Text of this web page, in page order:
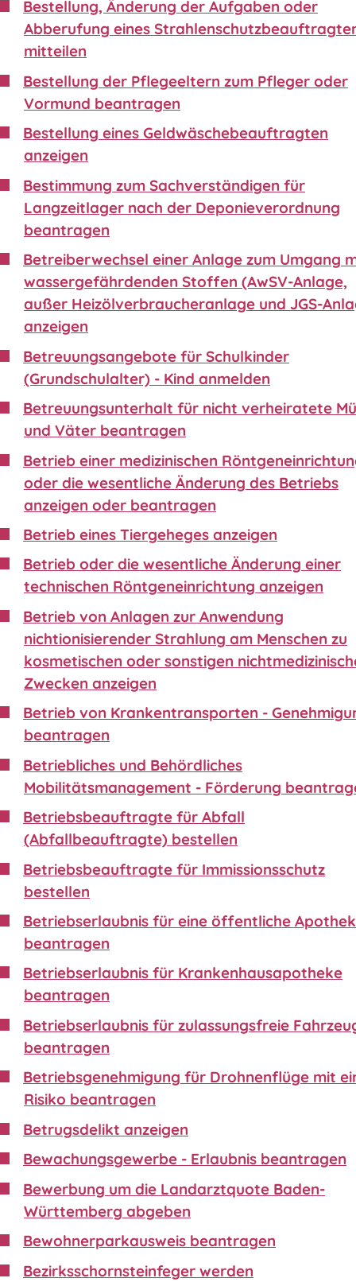
Bestellung, Änderung der Aufgaben oder
Abberufung eines
mitteilen
Bestellung der Pflegeeltern zum Pfleger oder
Vormund beantragen
Bestellung eines Geldwäschebeauftragten
anzeigen
Bestimmung zum Sachverständigen für
Langzeitlager nach der Deponieverordnung
beantragen
Betreiberwechsel einer Anlage zum Umgang
wassergefährdenden Stoffen (AwSV-Anlage,
außer Heizölverbraucheranlage und JGS-
anzeigen
Betreuungsangebote für Schulkinder
(Grundschulalter) - Kind anmelden
Betreuungsunterhalt für nicht verheiratete
und Väter beantragen
Betrieb einer medizinischen
oder die wesentliche Änderung des Betriebs
anzeigen oder beantragen
Betrieb eines Tiergeheges anzeigen
Betrieb oder die wesentliche Änderung einer
technischen Röntgeneinrichtung anzeigen
Betrieb von Anlagen zur Anwendung
nichtionisierender Strahlung am Menschen zu
kosmetischen oder sonstigen
Zwecken anzeigen
Betrieb von Krankentransporten -
beantragen
Betriebliches und Behördliches
Mobilitätsmanagement - Förderung
Betriebsbeauftragte für Abfall
(Abfallbeauftragte) bestellen
Betriebsbeauftragte für Immissionsschutz
bestellen
Betriebserlaubnis für eine öffentliche
beantragen
Betriebserlaubnis für Krankenhausapotheke
beantragen
Betriebserlaubnis für zulassungsfreie
beantragen
Betriebsgenehmigung für Drohnenflüge mit
Risiko beantragen
Betrugsdelikt anzeigen
Bewachungsgewerbe - Erlaubnis beantragen
Bewerbung um die Landarztquote Baden-
Württemberg abgeben
Bewohnerparkausweis beantragen
Bezirksschornsteinfeger werden